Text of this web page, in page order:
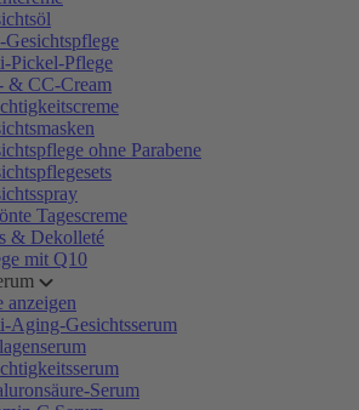
Gesichtspflege
Pickel-Pflege
& CC-Cream
ohne Parabene
Tagescreme
& Dekolleté
mit Q10
anzeigen
Aging-Gesichtsserum
Serum